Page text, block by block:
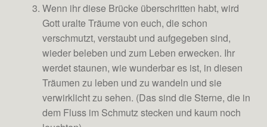
Wenn ihr diese Brücke überschritten habt, wird
Gott uralte Träume von euch, die schon
verschmutzt, verstaubt und aufgegeben sind,
wieder beleben und zum Leben erwecken. Ihr
werdet staunen, wie wunderbar es ist, in diesen
Träumen zu leben und zu wandeln und sie
verwirklicht zu sehen. (Das sind die Sterne, die in
dem Fluss im Schmutz stecken und kaum noch